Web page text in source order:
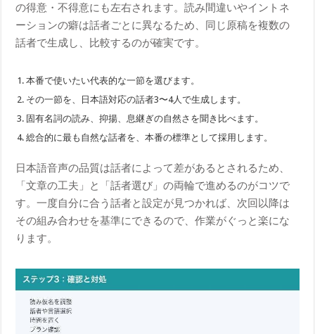
の得意・不得意にも左右されます。読み間違いやイントネ
ーションの癖は話者ごとに異なるため、同じ原稿を複数の
話者で生成し、比較するのが確実です。
本番で使いたい代表的な一節を選びます。
その一節を、日本語対応の話者3〜4人で生成します。
固有名詞の読み、抑揚、息継ぎの自然さを聞き比べます。
総合的に最も自然な話者を、本番の標準として採用します。
日本語音声の品質は話者によって差があるとされるため、
「文章の工夫」と「話者選び」の両輪で進めるのがコツで
す。一度自分に合う話者と設定が見つかれば、次回以降は
その組み合わせを基準にできるので、作業がぐっと楽にな
ります。